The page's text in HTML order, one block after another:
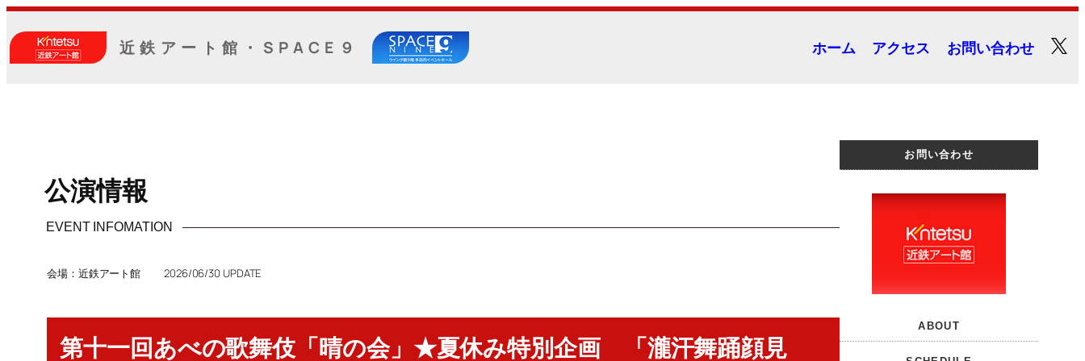
内
容
を
近鉄アート館・SPACE９ ホーム アクセス お問い合わせ
公演情報
EVENT INFOMATION
会場：近鉄アート館 2026/06/30 UPDATE
第十一回あべの歌舞伎「晴の会」★夏休み特別企画 「瀧汗舞踊顔見
お問い合わせ
ABOUT